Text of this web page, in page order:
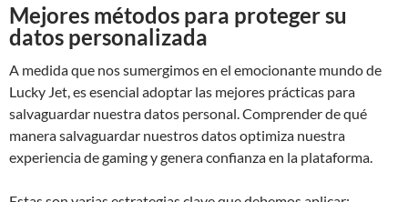
Mejores métodos para proteger su
datos personalizada
A medida que nos sumergimos en el emocionante mundo de
Lucky Jet, es esencial adoptar las mejores prácticas para
salvaguardar nuestra datos personal. Comprender de qué
manera salvaguardar nuestros datos optimiza nuestra
experiencia de gaming y genera confianza en la plataforma.